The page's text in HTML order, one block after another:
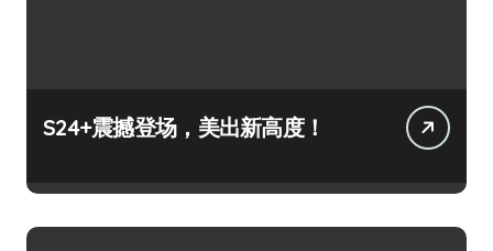
S24+震撼登场，美出新高度！